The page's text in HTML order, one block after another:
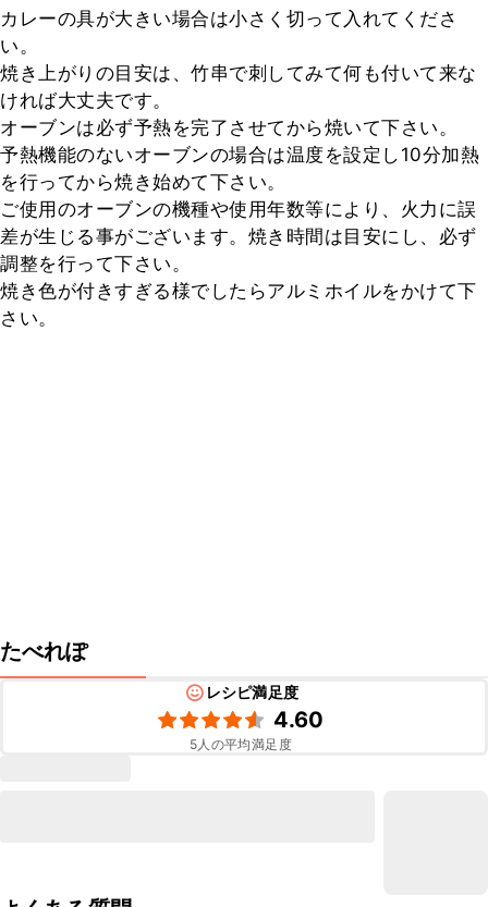
カレーの具が大きい場合は小さく切って入れてくださ
い。
焼き上がりの目安は、竹串で刺してみて何も付いて来な
ければ大丈夫です。
オーブンは必ず予熱を完了させてから焼いて下さい。
予熱機能のないオーブンの場合は温度を設定し10分加熱
を行ってから焼き始めて下さい。
ご使用のオーブンの機種や使用年数等により、火力に誤
差が生じる事がございます。焼き時間は目安にし、必ず
調整を行って下さい。
焼き色が付きすぎる様でしたらアルミホイルをかけて下
さい。
たべれぽ
レシピ満足度
4.60
5人の平均満足度